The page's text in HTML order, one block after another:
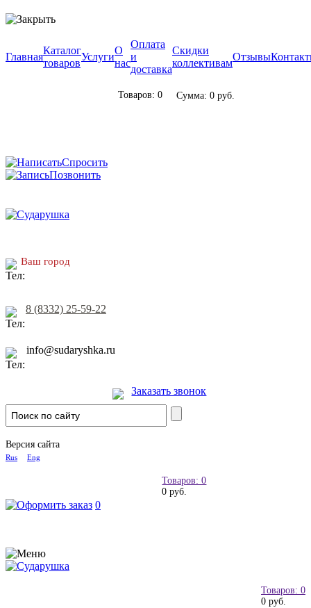
Главная
Каталог
товаров
Услуги
О
нас
Оплата
и
доставка
Скидки
коллективам
Отзывы
Товаров: 0 Сумма: 0 руб.
Спросить
Позвонить
Ваш город
8 (8332) 25-59-22
info@sudaryshka.ru
Заказать звонок
Версия сайта
Rus Eng
Товаров: 0
0 руб.
0
Товаров: 0
0 руб.